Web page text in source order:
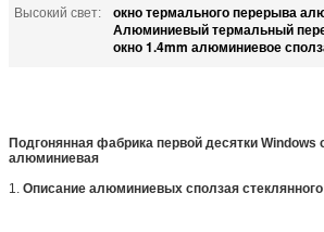
Высокий свет:
окно термального перерыва
Алюминиевый термальный
окно 1.4mm алюминиевое
Подгонянная фабрика первой десятки Windows
алюминиевая
1. Описание алюминиевых сползая стеклянного